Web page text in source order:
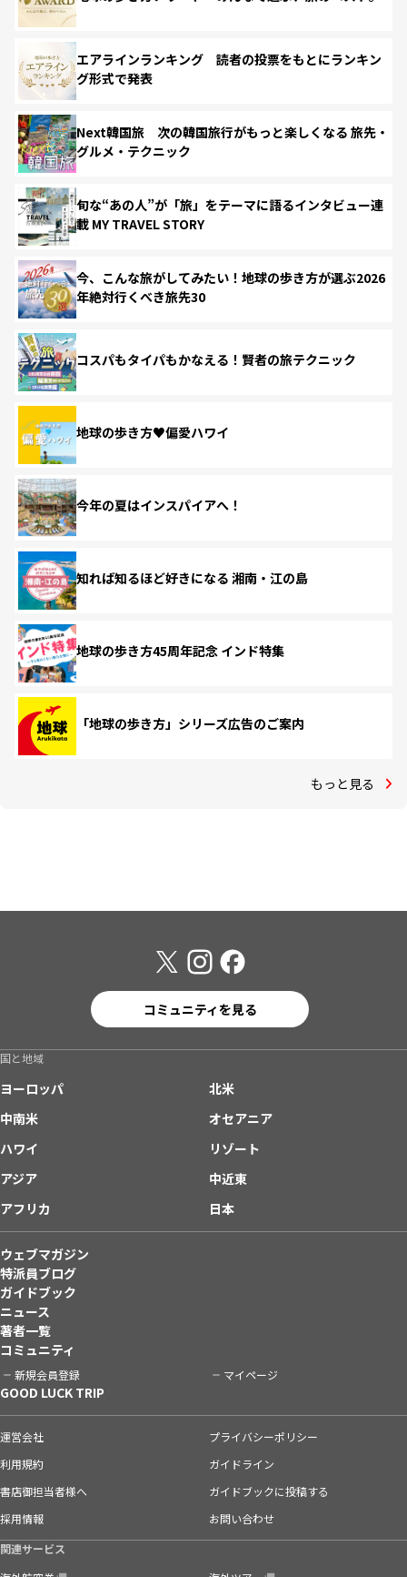
エアラインランキング 読者の投票をもとにランキン
グ形式で発表
Next韓国旅 次の韓国旅行がもっと楽しくなる 旅先・
グルメ・テクニック
旬な“あの人”が「旅」をテーマに語るインタビュー連
載 MY TRAVEL STORY
今、こんな旅がしてみたい！地球の歩き方が選ぶ2026
年絶対行くべき旅先30
コスパもタイパもかなえる！賢者の旅テクニック
地球の歩き方♥偏愛ハワイ
今年の夏はインスパイアへ！
知れば知るほど好きになる 湘南・江の島
地球の歩き方45周年記念 インド特集
「地球の歩き方」シリーズ広告のご案内
もっと見る
コミュニティを見る
国と地域
ヨーロッパ
北米
中南米
オセアニア
ハワイ
リゾート
アジア
中近東
アフリカ
日本
ウェブマガジン
特派員ブログ
ガイドブック
ニュース
著者一覧
コミュニティ
新規会員登録 マイページ
GOOD LUCK TRIP
運営会社
プライバシーポリシー
利用規約
ガイドライン
書店御担当者様へ
ガイドブックに投稿する
採用情報
お問い合わせ
関連サービス